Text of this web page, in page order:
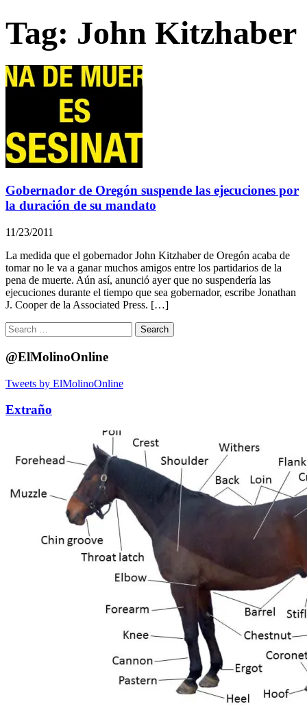
Tag: John Kitzhaber
Gobernador de Oregón suspende las ejecuciones por
la duración de su mandato
11/23/2011
La medida que el gobernador John Kitzhaber de Oregón acaba de
tomar no le va a ganar muchos amigos entre los partidarios de la
pena de muerte. Aún así, anunció ayer que no suspendería las
ejecuciones durante el tiempo que sea gobernador, escribe Jonathan
J. Cooper de la Associated Press. […]
Search
for:
@ElMolinoOnline
Tweets by ElMolinoOnline
Extraño